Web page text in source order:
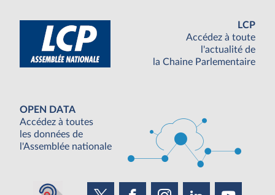
LCP
Accédez à toute
l'actualité de
la Chaine Parlementaire
OPEN DATA
Accédez à toutes
les données de
l'Assemblée nationale